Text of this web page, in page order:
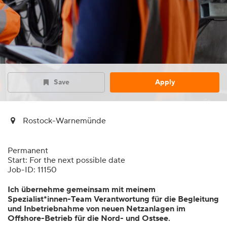
Save Apply
Rostock-Warnemünde
Permanent
Start: For the next possible date
Job-ID: 11150
Ich übernehme gemeinsam mit meinem
Spezialist*innen-Team Verantwortung für die Begleitung
und Inbetriebnahme von neuen Netzanlagen im
Offshore-Betrieb für die Nord- und Ostsee.